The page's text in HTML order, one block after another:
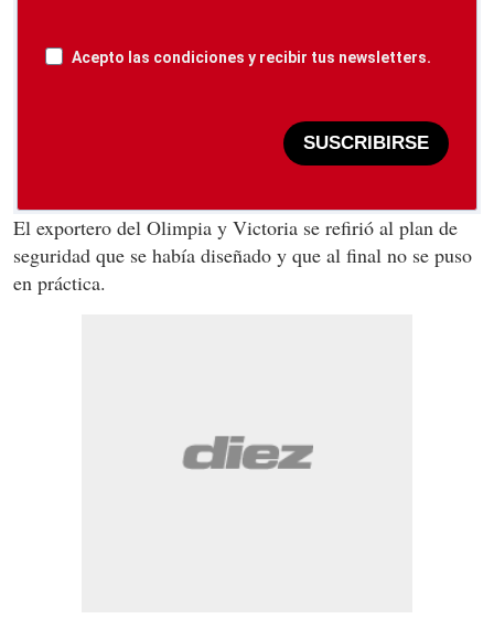
Acepto las condiciones y recibir tus newsletters.
SUSCRIBIRSE
El exportero del Olimpia y Victoria se refirió al plan de
seguridad que se había diseñado y que al final no se puso
en práctica.